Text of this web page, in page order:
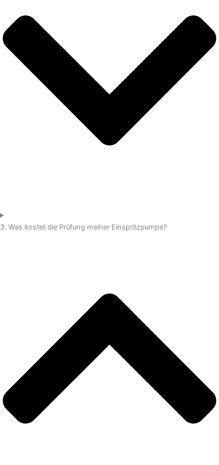
3. Was kostet die Prüfung meiner Einspritzpumpe?